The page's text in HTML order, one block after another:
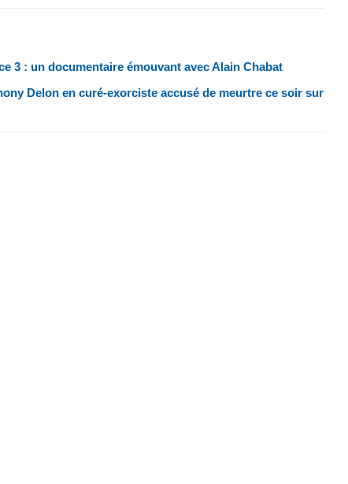
3 : un documentaire émouvant avec Alain Chabat
Delon en curé-exorciste accusé de meurtre ce soir sur